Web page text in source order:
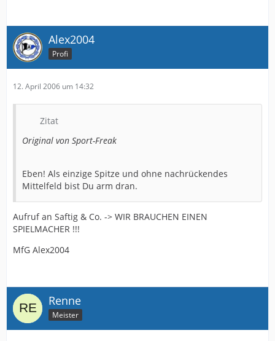
Alex2004
Profi
12. April 2006 um 14:32
Zitat
Original von Sport-Freak
Eben! Als einzige Spitze und ohne nachrückendes
Mittelfeld bist Du arm dran.
Aufruf an Saftig & Co. -> WIR BRAUCHEN EINEN
SPIELMACHER !!!
MfG Alex2004
Renne
Meister